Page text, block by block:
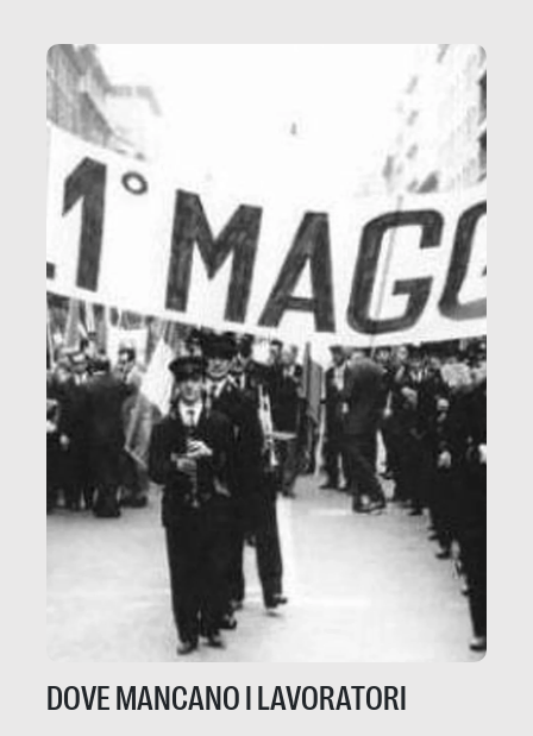
DOVE MANCANO I LAVORATORI